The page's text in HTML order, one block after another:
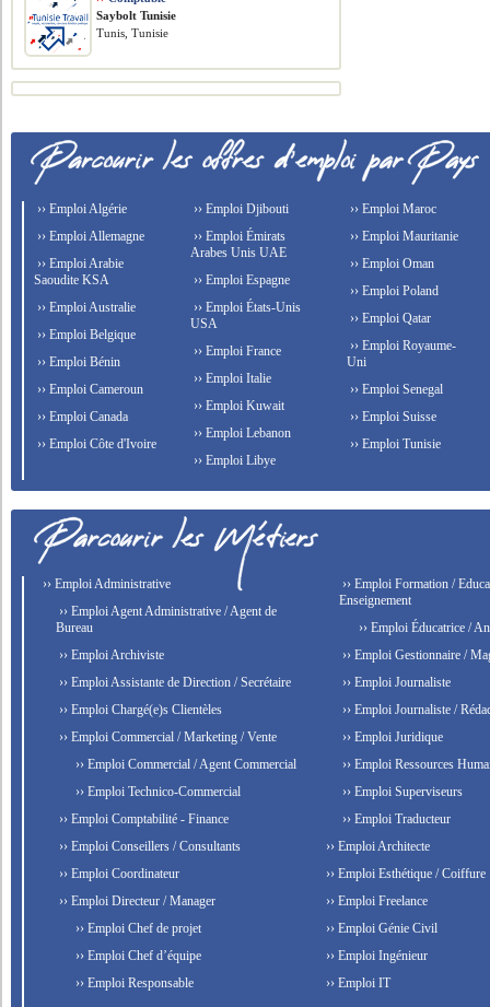
Saybolt Tunisie
Tunis, Tunisie
›› Emploi Algérie
›› Emploi Allemagne
›› Emploi Arabie
Saoudite KSA
›› Emploi Australie
›› Emploi Belgique
›› Emploi Bénin
›› Emploi Cameroun
›› Emploi Canada
›› Emploi Côte d'Ivoire
›› Emploi Djibouti
›› Emploi Émirats
Arabes Unis UAE
›› Emploi Espagne
›› Emploi États-Unis
USA
›› Emploi France
›› Emploi Italie
›› Emploi Kuwait
›› Emploi Lebanon
›› Emploi Libye
›› Emploi Maroc
›› Emploi Mauritanie
›› Emploi Oman
›› Emploi Poland
›› Emploi Qatar
›› Emploi Royaume-
Uni
›› Emploi Senegal
›› Emploi Suisse
›› Emploi Tunisie
›› Emploi Administrative
›› Emploi Agent Administrative / Agent de
Bureau
›› Emploi Archiviste
›› Emploi Assistante de Direction / Secrétaire
›› Emploi Chargé(e)s Clientèles
›› Emploi Commercial / Marketing / Vente
›› Emploi Commercial / Agent Commercial
›› Emploi Technico-Commercial
›› Emploi Comptabilité - Finance
›› Emploi Conseillers / Consultants
›› Emploi Coordinateur
›› Emploi Directeur / Manager
›› Emploi Chef de projet
›› Emploi Chef d’équipe
›› Emploi Responsable
›› Emploi Formation /
Enseignement
›› Emploi Éducatrice /
›› Emploi Gestionnaire /
›› Emploi Journaliste
›› Emploi Journaliste /
›› Emploi Juridique
›› Emploi Ressources
›› Emploi Superviseurs
›› Emploi Traducteur
›› Emploi Architecte
›› Emploi Esthétique / Coiffure
›› Emploi Freelance
›› Emploi Génie Civil
›› Emploi Ingénieur
›› Emploi IT